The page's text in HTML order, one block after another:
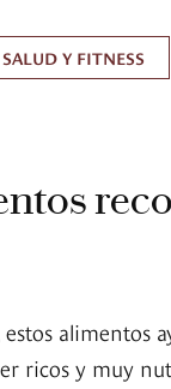
SALUD Y FITNESS
alimentos
ricos y muy